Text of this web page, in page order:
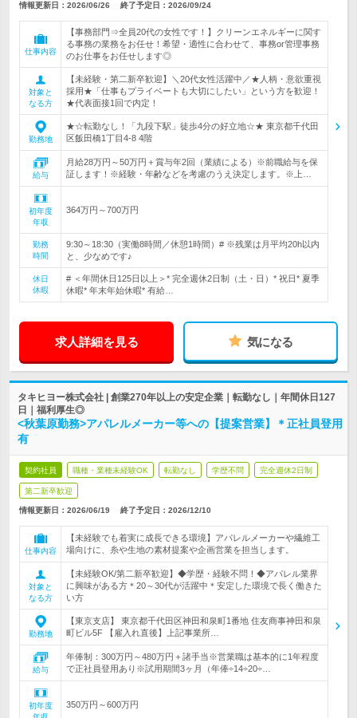
情報更新日：2026/06/26 終了予定日： 2026/09/24
仕事内容
【事務部門⇒全員20代の女性です！】クリーンエネルギーに関す
る事務の業務をお任せ！希望・適性に合わせて、事務or管理事務
のお仕事をお任せします◎
対象と
なる方
【未経験・第二新卒歓迎】＼20代女性活躍中／★人柄・意欲重視
採用★「仕事もプライベートも大切にしたい」という方を歓迎！
★代表面接1回で内定！
勤務地
★☆転勤なし！「九段下駅」徒歩4分の好立地☆★ 東京都千代田
区飯田橋1丁目4-8 4階
給与
月給28万円～50万円＋賞与年2回（業績による）※前職給与を保
証します！※経験・年齢などを考慮のうえ決定します。※上…
初年度
年収
364万円～700万円
勤務
時間
9:30～18:30（実働8時間／休憩1時間）# ※残業は月平均20h以内
と、少なめです♪
休日
休暇
# ＜年間休日125日以上＞* 完全週休2日制（土・日）* 祝日* 夏季
休暇* 年末年始休暇* 有給…
求人詳細を見る 気になる
タキヒヨー株式会社 | 創業270年以上の安定企業｜転勤なし｜年間休日127
日｜福利厚生◎
<秋葉原勤務>アパレルメーカー等への【提案営業】＊正社員登用
有
契約社員 職種・業種未経験OK 転勤なし 学歴不問 完全週休2日制
第二新卒歓迎
情報更新日：2026/06/19 終了予定日： 2026/12/10
仕事内容
【未経験でも着実に成長できる環境】アパレルメーカーや繊維工
場向けに、糸や生地の素材提案や企画営業を担当します。
対象と
なる方
【未経験OK/第二新卒歓迎】◆学歴・経験不問！◆アパレル業界
に興味がある方＊20～30代が活躍中＊安定した環境で長く働きた
い方
勤務地
【東京支店】 東京都千代田区神田和泉町1番地 住友商事神田和泉
町ビル5F 【雇入れ直後】上記事業所…
給与
年俸制：300万円～480万円＋諸手当※営業職は基本的に1年程度
で正社員登用あり※試用期間3ヶ月（年俸÷14÷20÷…
初年度
350万円～600万円